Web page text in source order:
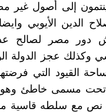
إلى أصول غير
الدين الأيوبي
دور مصر لصالح عدد
وكذلك عجز الدولة
القيود التي
1979 تحت مسمى خاطئ
مع سلطه قاسية